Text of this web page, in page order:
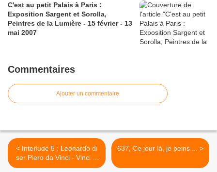
C'est au petit Palais à Paris :
Exposition Sargent et Sorolla,
Peintres de la Lumière - 15 février - 13
mai 2007
Commentaires
Ajouter un commentaire
< Interlude 5 : Leonardo di
ser Piero da Vinci - Vinci le
15 avril 1452 ; Amboise le 2
637, Ce jour là, je peins ... >